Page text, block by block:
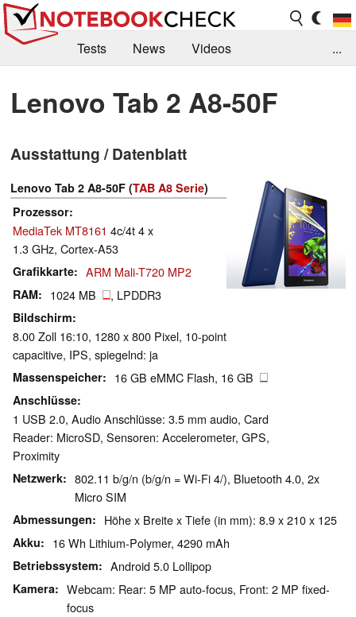
Tests News
Videos
Kaufberatung
Deals Suche
Jobs
Forum
...
Lenovo Tab 2 A8-50F
Ausstattung / Datenblatt
Lenovo Tab 2 A8-50F (TAB A8 Serie)
Prozessor
MediaTek MT8161 4c/4t 4 x
1.3 GHz, Cortex-A53
Grafikkarte ARM Mali-T720 MP2
RAM 1024 MB , LPDDR3
Bildschirm
8.00 Zoll 16:10, 1280 x 800 Pixel, 10-point
capacitive, IPS, spiegelnd: ja
Massenspeicher 16 GB eMMC Flash, 16 GB
Anschlüsse
1 USB 2.0, Audio Anschlüsse: 3.5 mm audio, Card
Reader: MicroSD, Sensoren: Accelerometer, GPS,
Proximity
Netzwerk
802.11 b/g/n (b/g/n = Wi-Fi 4/), Bluetooth 4.0, 2x
Micro SIM
Abmessungen Höhe x Breite x Tiefe (in mm): 8.9 x 210 x 125
Akku 16 Wh Lithium-Polymer, 4290 mAh
Betriebssystem Android 5.0 Lollipop
Kamera
Webcam: Rear: 5 MP auto-focus, Front: 2 MP fixed-
focus